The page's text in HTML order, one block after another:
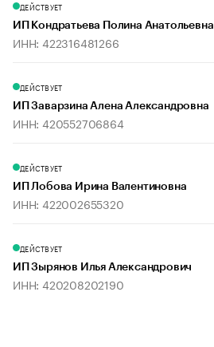
ДЕЙСТВУЕТ
ИП Кондратьева Полина Анатольевна
ИНН: 422316481266
ДЕЙСТВУЕТ
ИП Заварзина Алена Александровна
ИНН: 420552706864
ДЕЙСТВУЕТ
ИП Лобова Ирина Валентиновна
ИНН: 422002655320
ДЕЙСТВУЕТ
ИП Зырянов Илья Александрович
ИНН: 420208202190